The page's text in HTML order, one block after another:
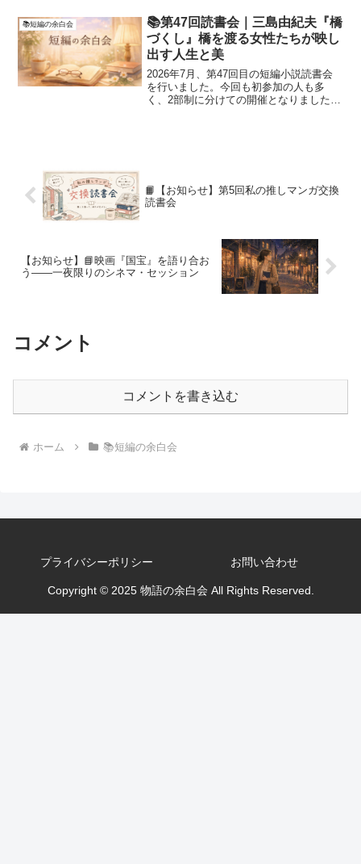
した。今回のテーマは村上春樹『鏡』で
した。村上春樹...
📚短編の余白会
📚第47回読書会｜三島由紀夫『橋
づくし』橋を渡る女性たちが映し
出す人生と美
2026年7月、第47回目の短編小説読書会
を行いました。今回も初参加の人も多
く、2部制に分けての開催となりました。
📙【お知らせ】第5回私の推しマンガ交換
読書会
【お知らせ】📘映画『国宝』を語り合お
う――一夜限りのシネマ・セッション
コメント
コメントを書き込む
ホーム 📚短編の余白会
プライバシーポリシー お問い合わせ
Copyright © 2025 物語の余白会 All Rights Reserved.